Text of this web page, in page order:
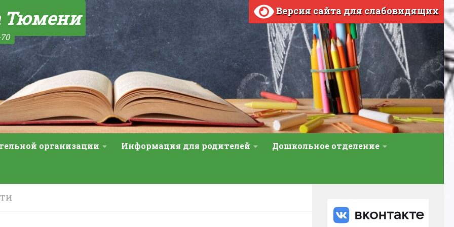
Тюмени Версия сайта для слабовидящих
организации Информация для родителей Дошкольное отделение